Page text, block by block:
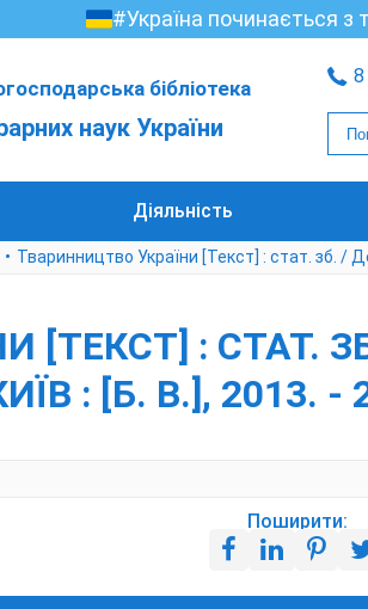
#Україна починається з
бібліотека
наук України
8
Діяльність
Тваринництво України [Текст] : стат. зб. /
[ТЕКСТ] : СТАТ.
: [Б. В.], 2013. -
Поширити: